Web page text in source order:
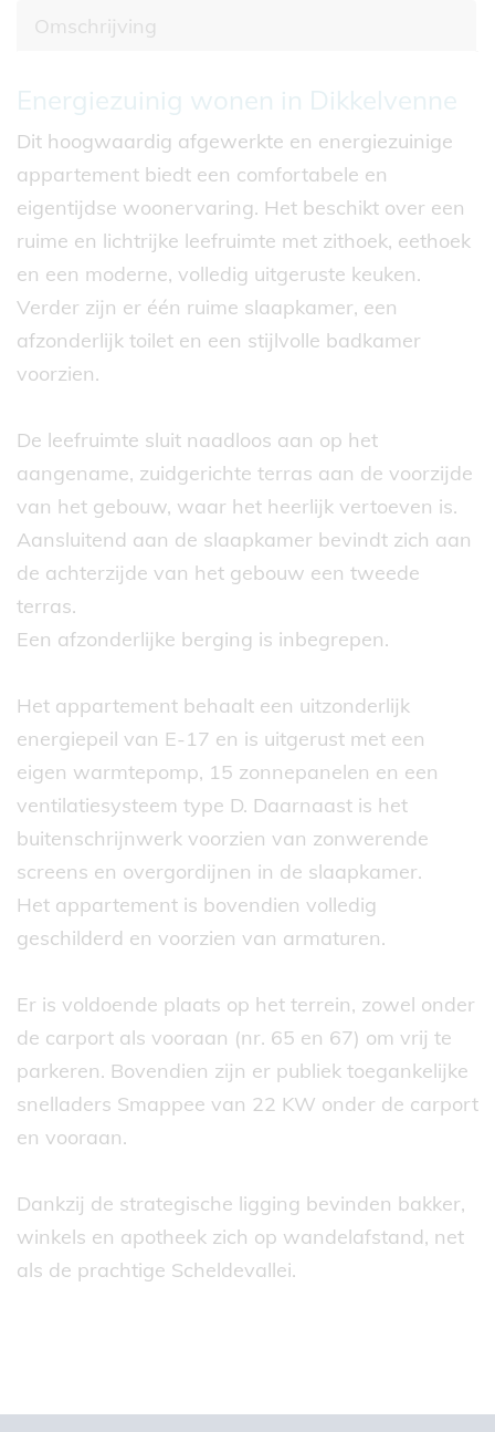
Omschrijving
Omschrijving
Energiezuinig wonen in Dikkelvenne
Dit hoogwaardig afgewerkte en energiezuinige
appartement biedt een comfortabele en
eigentijdse woonervaring. Het beschikt over een
ruime en lichtrijke leefruimte met zithoek, eethoek
en een moderne, volledig uitgeruste keuken.
Verder zijn er één ruime slaapkamer, een
afzonderlijk toilet en een stijlvolle badkamer
voorzien.
De leefruimte sluit naadloos aan op het
aangename, zuidgerichte terras aan de voorzijde
van het gebouw, waar het heerlijk vertoeven is.
Aansluitend aan de slaapkamer bevindt zich aan
de achterzijde van het gebouw een tweede
terras.
Een afzonderlijke berging is inbegrepen.
Het appartement behaalt een uitzonderlijk
energiepeil van E-17 en is uitgerust met een
eigen warmtepomp, 15 zonnepanelen en een
ventilatiesysteem type D. Daarnaast is het
buitenschrijnwerk voorzien van zonwerende
screens en overgordijnen in de slaapkamer.
Het appartement is bovendien volledig
geschilderd en voorzien van armaturen.
Er is voldoende plaats op het terrein, zowel onder
de carport als vooraan (nr. 65 en 67) om vrij te
parkeren. Bovendien zijn er publiek toegankelijke
snelladers Smappee van 22 KW onder de carport
en vooraan.
Dankzij de strategische ligging bevinden bakker,
winkels en apotheek zich op wandelafstand, net
als de prachtige Scheldevallei.